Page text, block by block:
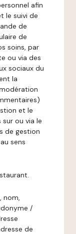
afin
le suivi de
de
de
soins, par
ou via des
sociaux du
la
et le
ou via le
de gestion
sens
nom,
/
de